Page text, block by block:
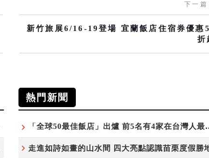
下一篇
新竹旅展6/16-19登場 宜蘭飯店住宿券優惠
折
熱門新聞
「全球50最佳飯店
走進如詩如畫的山水間 四大亮點認識苗栗度假勝